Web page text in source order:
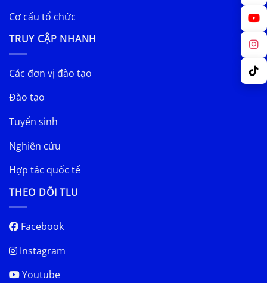
Cơ cấu tổ chức
TRUY CẬP NHANH
Các đơn vị đào tạo
Đào tạo
Tuyển sinh
Nghiên cứu
Hợp tác quốc tế
THEO DÕI TLU
Facebook
Instagram
Youtube